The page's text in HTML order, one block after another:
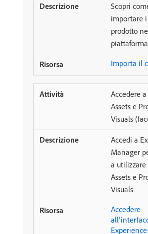
Scopri
importare
prodotto
piattaforma
Importa il
Accedere a
Assets e
Visuals
Accedi a
Manager
a utilizzare
Assets e
Visuals
Accedere